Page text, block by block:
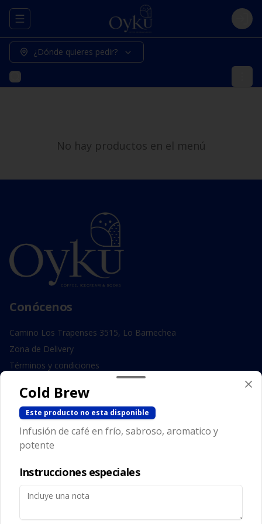
Abrir menu de navegación Login
¿Dónde quieres pedir?
No hay productos en el menú
Conócenos
Camino Los Trapenses 3515, Lo Barnechea
Zona de Delivery
Términos y condiciones
Redes sociales
Instagram
Facebook
Mi cuenta
Cold Brew
Este producto no esta disponible
Infusión de café en frío, sabroso, aromatico y
potente
Instrucciones especiales